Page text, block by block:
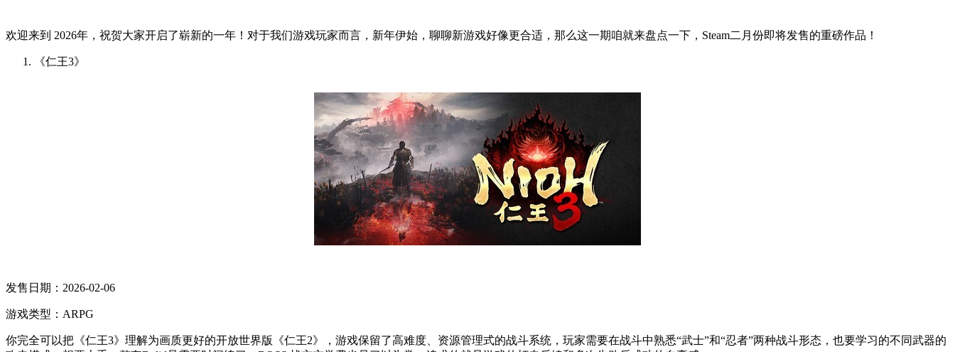
欢迎来到 2026年，祝贺大家开启了崭新的一年！对于我们游戏玩家而言，新年伊始，聊聊新游戏好像更合适，那么这一期咱就来盘点一下，Steam二月份即将发售的重磅作品！
《仁王3》
发售日期：2026-02-06
游戏类型：ARPG
你完全可以把《仁王3》理解为画质更好的开放世界版《仁王2》，游戏保留了高难度、资源管理式的战斗系统，玩家需要在战斗中熟悉“武士”和“忍者”两种战斗形态，也要学习的不同武器的